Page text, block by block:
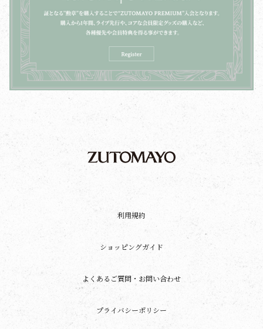
利用規約
ショッピングガイド
よくあるご質問・お問い合わせ
プライバシーポリシー